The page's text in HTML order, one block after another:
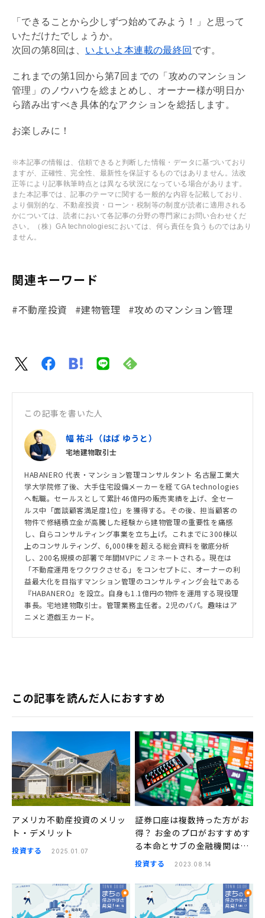
「できることから少しずつ始めてみよう！」と思って
いただけたでしょうか。
次回の第8回は、 いよいよ本連載の最終回 です。
これまでの第1回から第7回までの「攻めのマンション
管理」のノウハウを総まとめし、オーナー様が明日か
ら踏み出すべき具体的なアクションを総括します。
お楽しみに！
※本記事の情報は、信頼できると判断した情報・データに基づいており
ますが、正確性、完全性、最新性を保証するものではありません。法改
正等により記事執筆時点とは異なる状況になっている場合があります。
また本記事では、記事のテーマに関する一般的な内容を記載しており、
より個別的な、不動産投資・ローン・税制等の制度が読者に適用される
かについては、読者において各記事の分野の専門家にお問い合わせくだ
さい。（株）GA technologiesにおいては、何ら責任を負うものではあり
ません。
関連キーワード
#不動産投資 #建物管理 #攻めのマンション管理
この記事を書いた人
幅 祐斗（はば ゆうと）
宅地建物取引士
HABANERO 代表・マンション管理コンサルタント 名古屋工業大
学大学院修了後、大手住宅設備メーカーを経てGA technologies
へ転職。セールスとして累計46億円の販売実績を上げ、全セー
ルス中「面談顧客満足度1位」を獲得する。その後、担当顧客の
物件で修繕積立金が高騰した経験から建物管理の重要性を痛感
し、自らコンサルティング事業を立ち上げ。これまでに300棟以
上のコンサルティング、6,000棟を超える総会資料を徹底分析
し、200名規模の部署で年間MVPにノミネートされる。現在は
「不動産運用をワクワクさせる」をコンセプトに、オーナーの利
益最大化を目指すマンション管理のコンサルティング会社である
『HABANERO』を設立。自身も1.1億円の物件を運用する現役理
事長。宅地建物取引士。管理業務主任者。2児のパパ。趣味はア
ニメと遊戯王カード。
この記事を読んだ人におすすめ
アメリカ不動産投資のメリッ
ト・デメリット
投資する 2025.01.07
証券口座は複数持った方がお
得？ お金のプロがおすすめす
る本命とサブの金融機関はこ
ちら
投資する 2023.08.14